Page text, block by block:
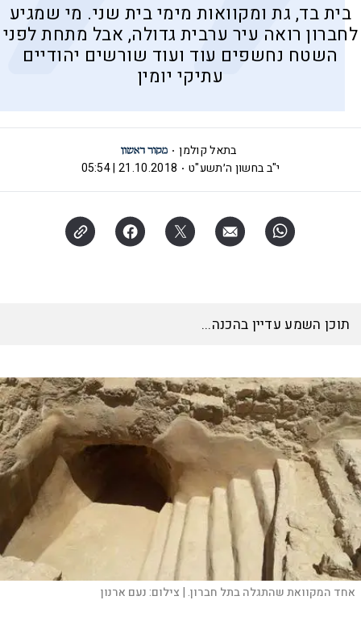
בית בד, גת ומקוואות מימי בית שני. מי שמגיע
לחברון רואה עיר ערבית גדולה, אבל מתחת לפני
השטח נחשפים עוד ועוד שורשים יהודיים
עתיקי יומין
בתאל קולמן
י"ב בחשון ה׳תשע"ט
21.10.2018 | 05:54
תוכן השמע עדיין בהכנה...
אחד המקוואת שהתגלה בתל חברון. | צילום:נעם ארנון